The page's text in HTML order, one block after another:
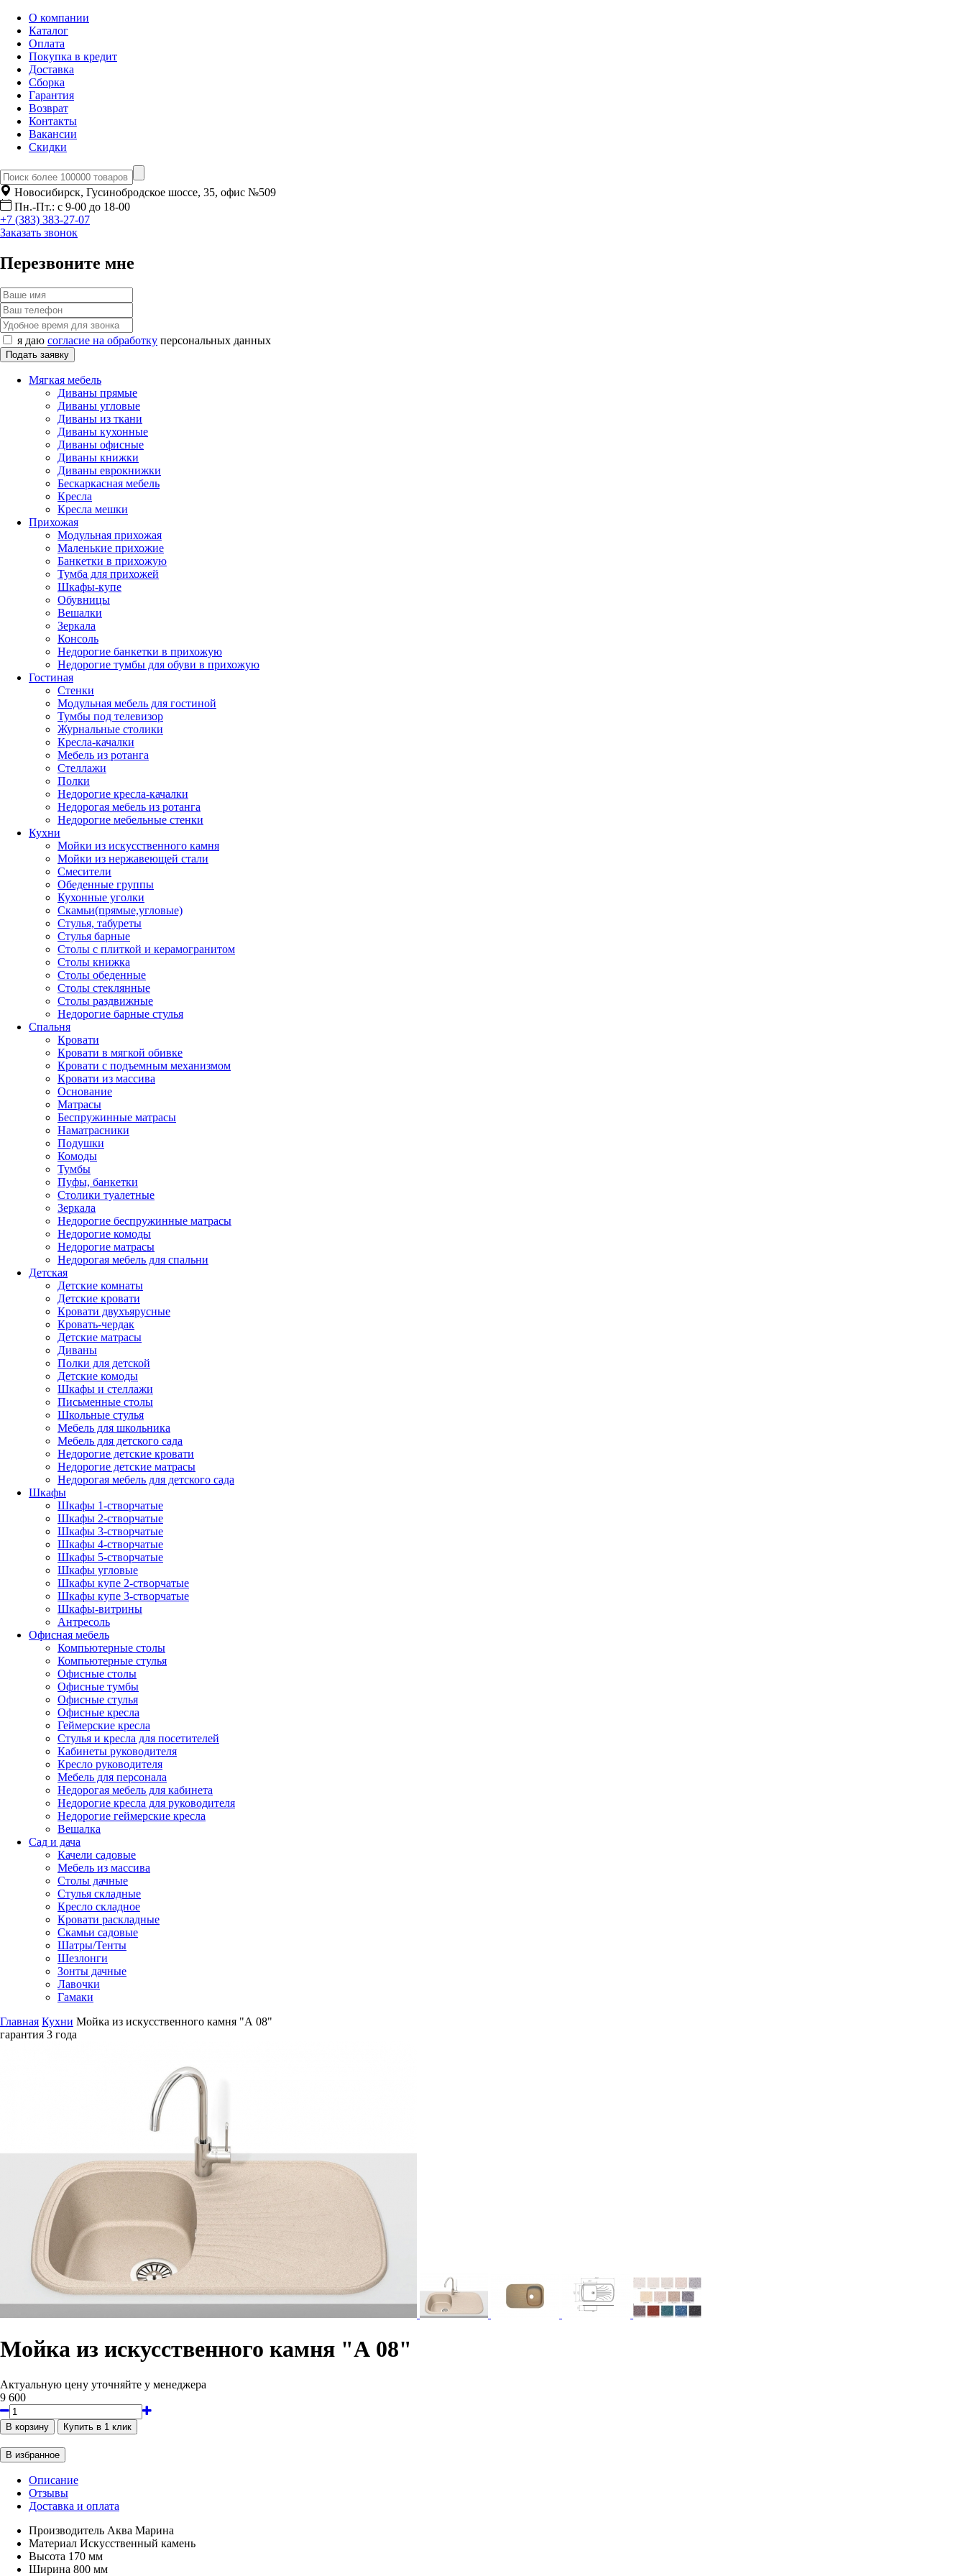
О компании
Каталог
Оплата
Покупка в кредит
Доставка
Сборка
Гарантия
Возврат
Контакты
Вакансии
Скидки
Новосибирск, Гусинобродское шоссе, 35, офис №509
Пн.-Пт.: с 9-00 до 18-00
+7 (383) 383-27-07
Заказать звонок
Перезвоните мне
я даю согласие на обработку персональных данных
Мягкая мебель
Диваны прямые
Диваны угловые
Диваны из ткани
Диваны кухонные
Диваны офисные
Диваны книжки
Диваны еврокнижки
Бескаркасная мебель
Кресла
Кресла мешки
Прихожая
Модульная прихожая
Маленькие прихожие
Банкетки в прихожую
Тумба для прихожей
Шкафы-купе
Обувницы
Вешалки
Зеркала
Консоль
Недорогие банкетки в прихожую
Недорогие тумбы для обуви в прихожую
Гостиная
Стенки
Модульная мебель для гостиной
Тумбы под телевизор
Журнальные столики
Кресла-качалки
Мебель из ротанга
Стеллажи
Полки
Недорогие кресла-качалки
Недорогая мебель из ротанга
Недорогие мебельные стенки
Кухни
Мойки из искусственного камня
Мойки из нержавеющей стали
Смесители
Обеденные группы
Кухонные уголки
Скамьи(прямые,угловые)
Стулья, табуреты
Стулья барные
Столы с плиткой и керамогранитом
Столы книжка
Столы обеденные
Столы стеклянные
Столы раздвижные
Недорогие барные стулья
Спальня
Кровати
Кровати в мягкой обивке
Кровати с подъемным механизмом
Кровати из массива
Основание
Матрасы
Беспружинные матрасы
Наматрасники
Подушки
Комоды
Тумбы
Пуфы, банкетки
Столики туалетные
Зеркала
Недорогие беспружинные матрасы
Недорогие комоды
Недорогие матрасы
Недорогая мебель для спальни
Детская
Детские комнаты
Детские кровати
Кровати двухъярусные
Кровать-чердак
Детские матрасы
Диваны
Полки для детской
Детские комоды
Шкафы и стеллажи
Письменные столы
Школьные стулья
Мебель для школьника
Мебель для детского сада
Недорогие детские кровати
Недорогие детские матрасы
Недорогая мебель для детского сада
Шкафы
Шкафы 1-створчатые
Шкафы 2-створчатые
Шкафы 3-створчатые
Шкафы 4-створчатые
Шкафы 5-створчатые
Шкафы угловые
Шкафы купе 2-створчатые
Шкафы купе 3-створчатые
Шкафы-витрины
Антресоль
Офисная мебель
Компьютерные столы
Компьютерные стулья
Офисные столы
Офисные тумбы
Офисные стулья
Офисные кресла
Геймерские кресла
Стулья и кресла для посетителей
Кабинеты руководителя
Кресло руководителя
Мебель для персонала
Недорогая мебель для кабинета
Недорогие кресла для руководителя
Недорогие геймерские кресла
Вешалка
Сад и дача
Качели садовые
Мебель из массива
Столы дачные
Стулья складные
Кресло складное
Кровати раскладные
Скамьи садовые
Шатры/Тенты
Шезлонги
Зонты дачные
Лавочки
Гамаки
Главная Кухни Мойка из искусственного камня "А 08"
гарантия 3 года
Мойка из искусственного камня "А 08"
Актуальную цену уточняйте у менеджера
9 600
Описание
Отзывы
Доставка и оплата
Производитель Аква Марина
Материал Искусственный камень
Высота 170 мм
Ширина 800 мм